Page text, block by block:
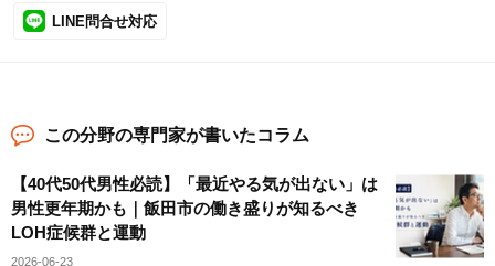
LINE問合せ対応
この分野の専門家が書いたコラム
【40代50代男性必読】「最近やる気が出ない」は
男性更年期かも｜飯田市の働き盛りが知るべき
LOH症候群と運動
2026-06-23